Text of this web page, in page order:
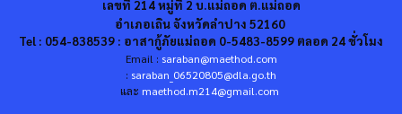
เลขที่ 214 หมู่ที่ 2 บ.แม่ถอด ต.แม่ถอด
อำเภอเถิน จังหวัดลำปาง 52160
Tel : 054-838539 : อาสากู้ภัยแม่ถอด 0-5483-8599 ตลอด 24 ชั่วโมง
Email : saraban@maethod.com
: saraban_06520805@dla.go.th
และ maethod.m214@gmail.com